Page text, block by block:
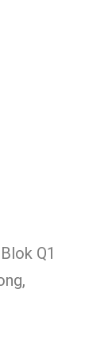
Q1